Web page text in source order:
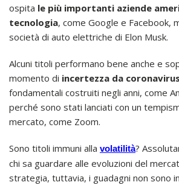
ospita le più importanti aziende
tecnologia, come Google e Facebook,
società di auto elettriche di Elon Musk.
Alcuni titoli performano bene anche e
momento di incertezza da coronavirus
fondamentali costruiti negli anni, come
perché sono stati lanciati con un
mercato, come Zoom.
Sono titoli immuni alla volatilità?
chi sa guardare alle evoluzioni del
strategia, tuttavia, i guadagni non sono